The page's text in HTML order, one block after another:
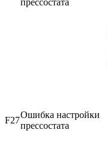
F27
Ошибка настройки
прессостата